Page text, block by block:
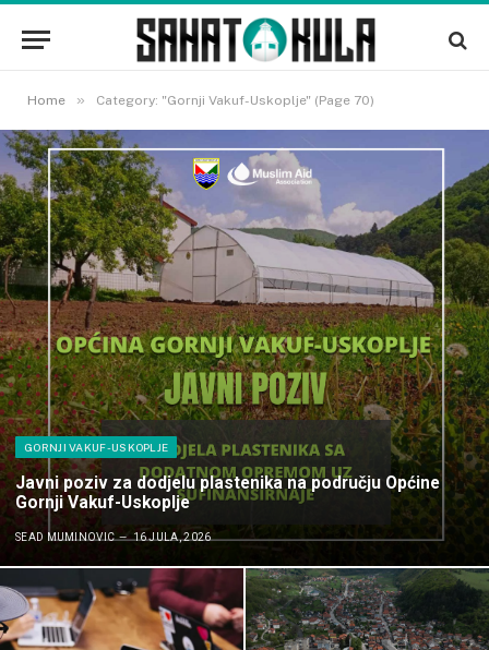
Home » Category: "Gornji Vakuf-Uskoplje" (Page 70)
GORNJI VAKUF-USKOPLJE
Javni poziv za dodjelu plastenika na području Općine
Gornji Vakuf-Uskoplje
SEAD MUMINOVIC 16 JULA, 2026